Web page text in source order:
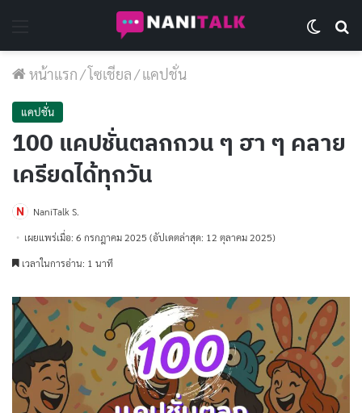
หน้าแรก/โซเชียล/แคปชั่น
แคปชั่น
100 แคปชั่นตลกกวน ๆ ฮา ๆ คลาย
เครียดได้ทุกวัน
NaniTalk S.
เผยแพร่เมื่อ: 6 กรกฎาคม 2025 (อัปเดตล่าสุด: 12 ตุลาคม 2025)
เวลาในการอ่าน: 1 นาที